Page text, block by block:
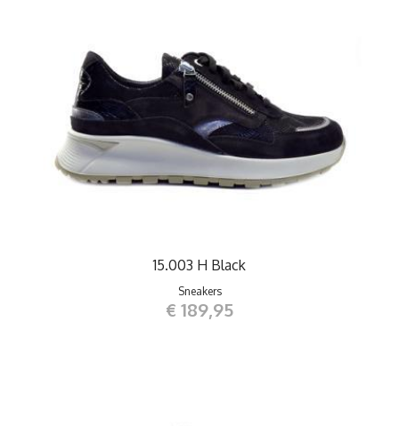
15.003 H Black
Sneakers
€ 189,95